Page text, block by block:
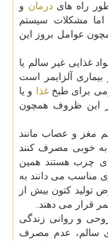
راه هایدرمان و
مشکلات سیستم
عوامل بروز این
غذایی غیر سالم یا
آلزایمر است
برای طبخغذا
و یا
این ظروف همچون
مغز و عصاب مانند
به خوبی مصرف کنند
چرب هستند همین
مناسب می دانند به
کتون بیش از
قرار می دهند.
و روانی زندگی
سالم، عدم مصرف